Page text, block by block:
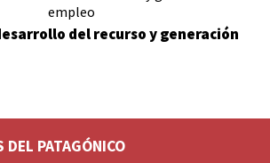
del recurso y generación
DEL PATAGÓNICO